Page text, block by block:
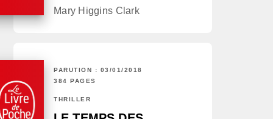
Mary Higgins Clark
PARUTION : 03/01/2018
384 PAGES
THRILLER